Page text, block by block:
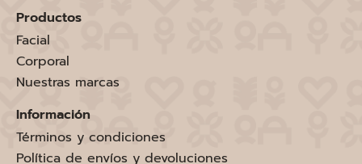
Productos
Facial
Corporal
Nuestras marcas
Información
Términos y condiciones
Política de envíos y devoluciones